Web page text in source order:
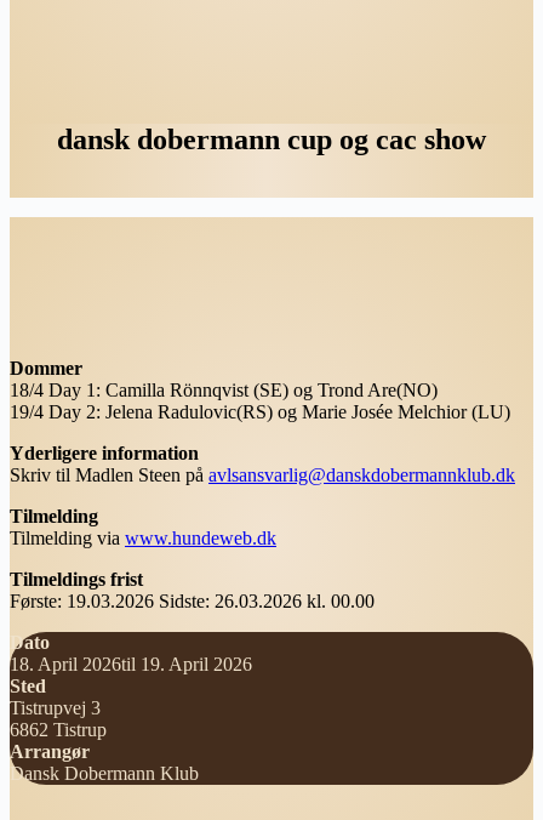
dansk dobermann cup og cac show
Dommer
18/4 Day 1: Camilla Rönnqvist (SE) og Trond Are(NO)
19/4 Day 2: Jelena Radulovic(RS) og Marie Josée Melchior (LU)
Yderligere information
Skriv til Madlen Steen på avlsansvarlig@danskdobermannklub.dk
Tilmelding
Tilmelding via www.hundeweb.dk
Tilmeldings frist
Første: 19.03.2026 Sidste: 26.03.2026 kl. 00.00
Dato
18. April 2026til 19. April 2026
Sted
Tistrupvej 3
6862 Tistrup
Arrangør
Dansk Dobermann Klub